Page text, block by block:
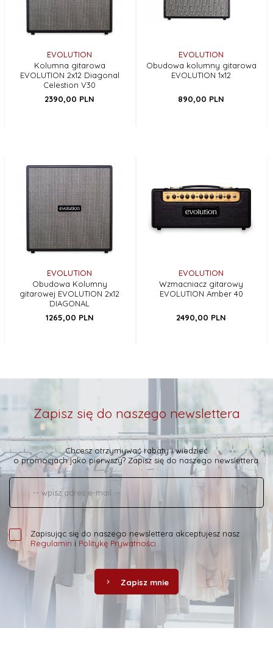
EVOLUTION
Kolumna gitarowa
EVOLUTION 2x12 Diagonal
Celestion V30
2390,00 PLN
EVOLUTION
Obudowa kolumny gitarowa
EVOLUTION 1x12
890,00 PLN
EVOLUTION
Obudowa Kolumny
gitarowej EVOLUTION 2x12
DIAGONAL
1265,00 PLN
EVOLUTION
Wzmacniacz gitarowy
EVOLUTION Amber 40
2490,00 PLN
Zapisz się do naszego newslettera
Chcesz otrzymywać rabaty i wiedzieć
o promocjach jako pierwszy? Zapisz się do naszego newslettera.
Zapisując się do naszego newslettera akceptujesz nasz
Regulamin i Politykę Prywatności
Zapisz mnie